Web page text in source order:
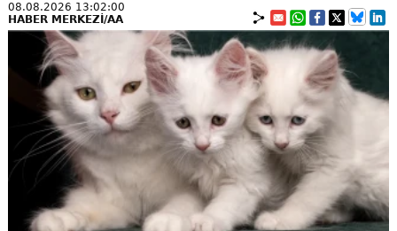
08.08.2026 13:02:00
HABER MERKEZİ/AA